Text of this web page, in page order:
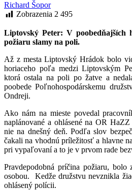
Richard Šopor
Zobrazenia 2 495
Liptovský Peter: V poobedňajších
požiaru slamy na poli.
Až z mesta Liptovský Hrádok bolo
horiaceho poľa medzi Liptovským
ktorá ostala na poli po žatve a
poobede Poľnohospodárskemu
Ondreji.
Ako nám na mieste povedal
naplánované a ohlásené na OR
nie na dnešný deň. Podľa slov
čakali na vhodnú príležitosť a hlavne
pri vypaľovaní a to je v prvom rade
Pravdepodobná príčina požiaru, bolo
osobou. Kedže družstvu nevznikla
ohlásený polícii.